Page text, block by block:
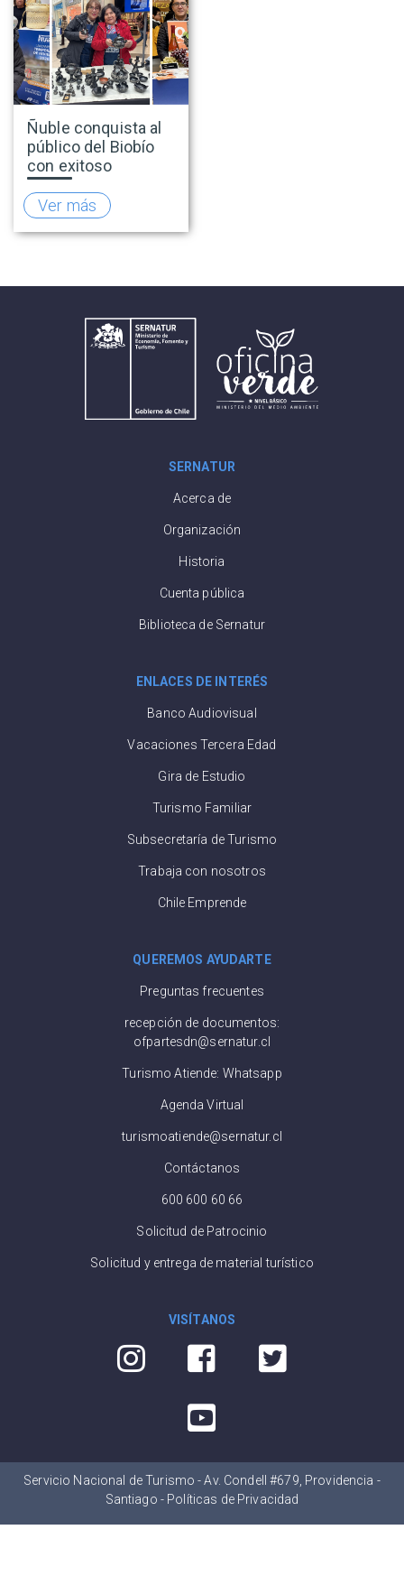
Ñuble conquista al
público del Biobío
con exitoso
lanzamiento de la
temporada de
invierno 2026
Ver más
SERNATUR
Acerca de
Organización
Historia
Cuenta pública
Biblioteca de Sernatur
ENLACES DE INTERÉS
Banco Audiovisual
Vacaciones Tercera Edad
Gira de Estudio
Turismo Familiar
Subsecretaría de Turismo
Trabaja con nosotros
Chile Emprende
QUEREMOS AYUDARTE
Preguntas frecuentes
recepción de documentos:
ofpartesdn@sernatur.cl
Turismo Atiende: Whatsapp
Agenda Virtual
turismoatiende@sernatur.cl
Contáctanos
600 600 60 66
Solicitud de Patrocinio
Solicitud y entrega de material turístico
VISÍTANOS
Servicio Nacional de Turismo - Av. Condell #679, Providencia -
Santiago - Políticas de Privacidad